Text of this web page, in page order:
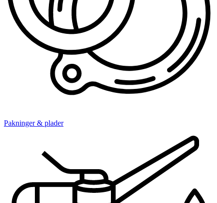
Pakninger & plader